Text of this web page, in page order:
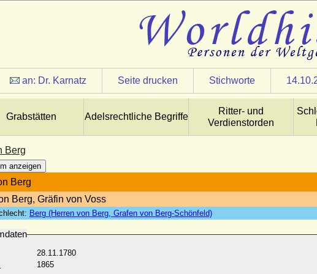
an: Dr. Karnatz Seite drucken Stichworte
Grabstätten Adelsrechtliche Begriffe
Ritter- und
Verdienstorden
Berg
anzeigen
Berg
Berg, Gräfin von Voss
Berg (Herren von Berg, Grafen von Berg-Schönfeld)
28.11.1780
1865